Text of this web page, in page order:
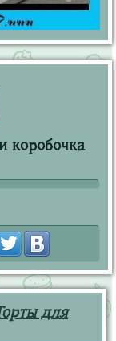
коробочка
для